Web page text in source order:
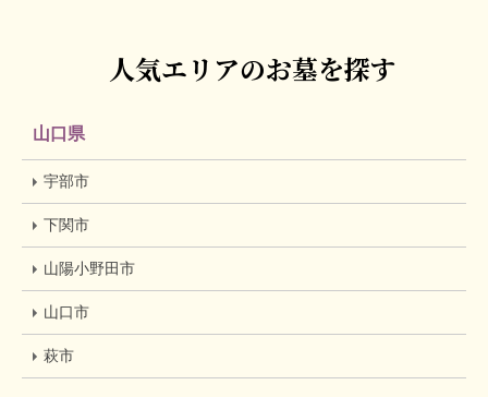
人気エリアのお墓を探す
山口県
宇部市
下関市
山陽小野田市
山口市
萩市